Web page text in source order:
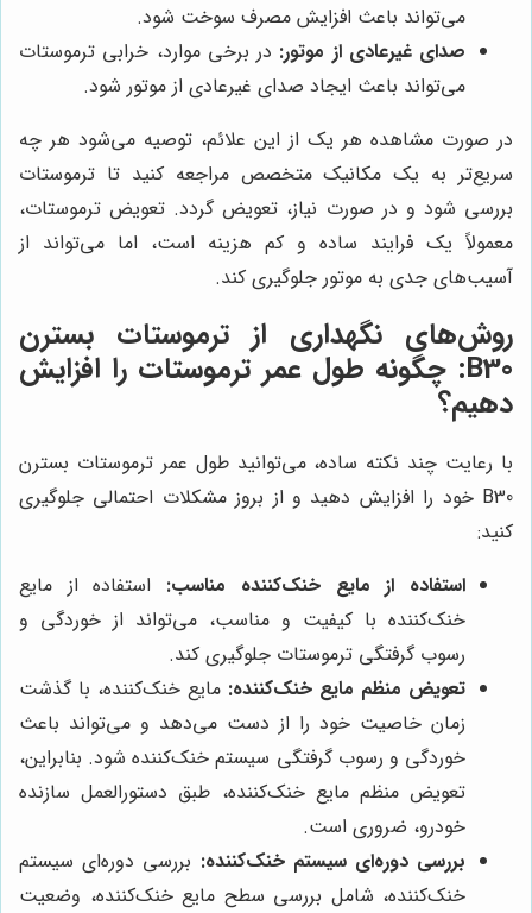
می‌تواند باعث افزایش مصرف سوخت شود.
صدای غیرعادی از موتور: در برخی موارد، خرابی ترموستات
می‌تواند باعث ایجاد صدای غیرعادی از موتور شود.
در صورت مشاهده هر یک از این علائم، توصیه می‌شود هر چه
سریع‌تر به یک مکانیک متخصص مراجعه کنید تا ترموستات
بررسی شود و در صورت نیاز، تعویض گردد. تعویض ترموستات،
معمولاً یک فرایند ساده و کم هزینه است، اما می‌تواند از
آسیب‌های جدی به موتور جلوگیری کند.
روش‌های نگهداری از ترموستات بسترن
B30: چگونه طول عمر ترموستات را افزایش
دهیم؟
با رعایت چند نکته ساده، می‌توانید طول عمر ترموستات بسترن
B30 خود را افزایش دهید و از بروز مشکلات احتمالی جلوگیری
کنید:
استفاده از مایع خنک‌کننده مناسب: استفاده از مایع
خنک‌کننده با کیفیت و مناسب، می‌تواند از خوردگی و
رسوب گرفتگی ترموستات جلوگیری کند.
تعویض منظم مایع خنک‌کننده: مایع خنک‌کننده، با گذشت
زمان خاصیت خود را از دست می‌دهد و می‌تواند باعث
خوردگی و رسوب گرفتگی سیستم خنک‌کننده شود. بنابراین،
تعویض منظم مایع خنک‌کننده، طبق دستورالعمل سازنده
خودرو، ضروری است.
بررسی دوره‌ای سیستم خنک‌کننده: بررسی دوره‌ای سیستم
خنک‌کننده، شامل بررسی سطح مایع خنک‌کننده، وضعیت